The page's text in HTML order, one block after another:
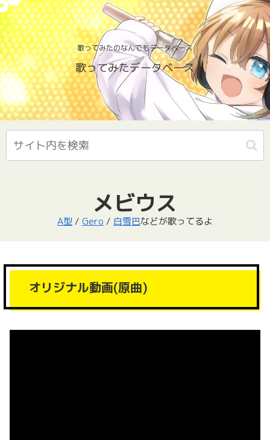
歌ってみたのなんでもデータベース
歌ってみたデータベース
メビウス
A型 / Gero / 白雪巴などが歌ってるよ
オリジナル動画(原曲)